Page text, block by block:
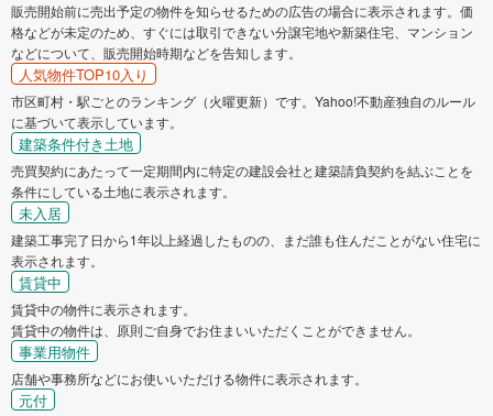
販売開始前に売出予定の物件を知らせるための広告の場合に表示されます。価
格などが未定のため、すぐには取引できない分譲宅地や新築住宅、マンション
などについて、販売開始時期などを告知します。
人気物件TOP10入り
市区町村・駅ごとのランキング（火曜更新）です。Yahoo!不動産独自のルール
に基づいて表示しています。
建築条件付き土地
売買契約にあたって一定期間内に特定の建設会社と建築請負契約を結ぶことを
条件にしている土地に表示されます。
未入居
建築工事完了日から1年以上経過したものの、まだ誰も住んだことがない住宅に
表示されます。
賃貸中
賃貸中の物件に表示されます。
賃貸中の物件は、原則ご自身でお住まいいただくことができません。
事業用物件
店舗や事務所などにお使いいただける物件に表示されます。
元付